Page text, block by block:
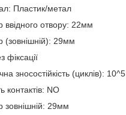
Пластик/метал
ввідного отвору: 22мм
(зовнішній): 29мм
фіксації
зносостійкість (циклів): 10^5
контактів: NO
зовнішній: 29мм